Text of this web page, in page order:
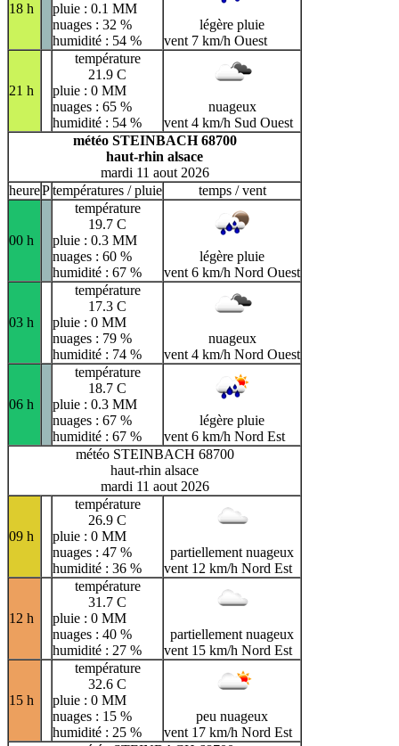
18 h
pluie : 0.1 MM
nuages : 32 %
humidité : 54 %
légère pluie
vent 7 km/h Ouest
21 h
température
21.9 C
pluie : 0 MM
nuages : 65 %
humidité : 54 %
nuageux
vent 4 km/h Sud Ouest
météo STEINBACH 68700
haut-rhin alsace
mardi 11 aout 2026
heurePtempératures / pluie temps / vent
00 h
température
19.7 C
pluie : 0.3 MM
nuages : 60 %
humidité : 67 %
légère pluie
vent 6 km/h Nord Ouest
03 h
température
17.3 C
pluie : 0 MM
nuages : 79 %
humidité : 74 %
nuageux
vent 4 km/h Nord Ouest
06 h
température
18.7 C
pluie : 0.3 MM
nuages : 67 %
humidité : 67 %
légère pluie
vent 6 km/h Nord Est
météo STEINBACH 68700
haut-rhin alsace
mardi 11 aout 2026
09 h
température
26.9 C
pluie : 0 MM
nuages : 47 %
humidité : 36 %
partiellement nuageux
vent 12 km/h Nord Est
12 h
température
31.7 C
pluie : 0 MM
nuages : 40 %
humidité : 27 %
partiellement nuageux
vent 15 km/h Nord Est
15 h
température
32.6 C
pluie : 0 MM
nuages : 15 %
humidité : 25 %
peu nuageux
vent 17 km/h Nord Est